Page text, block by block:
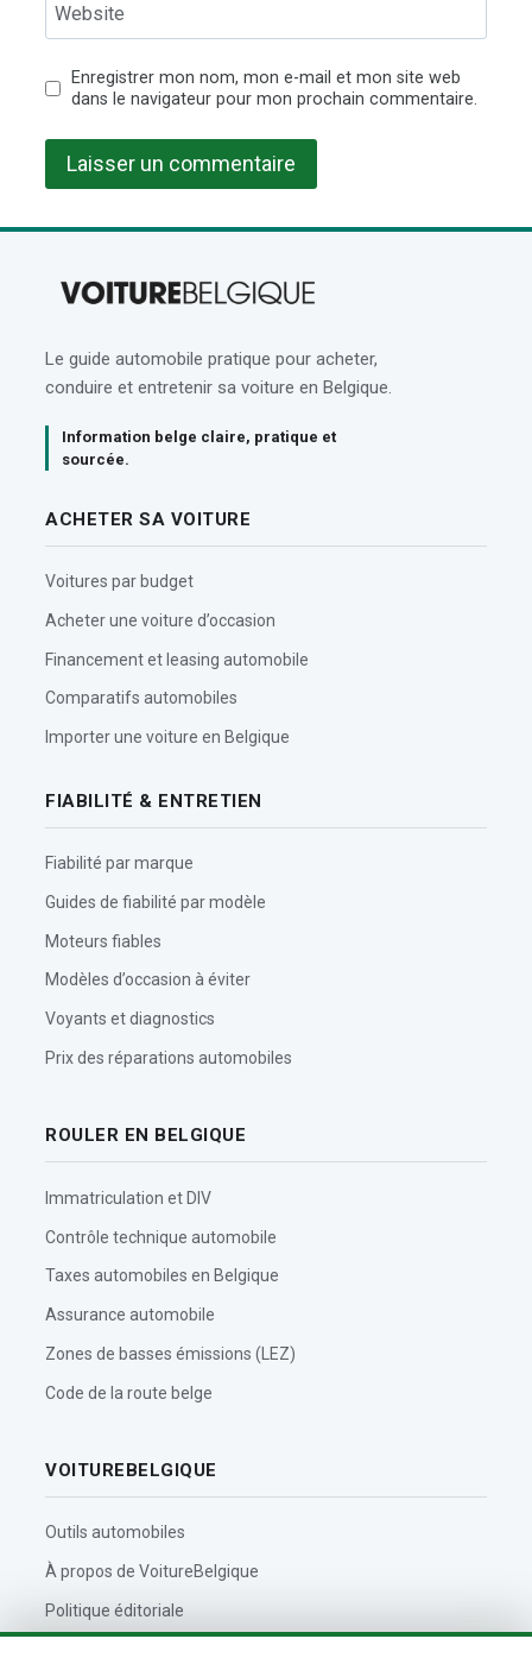
Website
Enregistrer mon nom, mon e-mail et mon site web
dans le navigateur pour mon prochain commentaire.
Le guide automobile pratique pour acheter,
conduire et entretenir sa voiture en Belgique.
Information belge claire, pratique et
sourcée.
ACHETER SA VOITURE
Voitures par budget
Acheter une voiture d’occasion
Financement et leasing automobile
Comparatifs automobiles
Importer une voiture en Belgique
FIABILITÉ & ENTRETIEN
Fiabilité par marque
Guides de fiabilité par modèle
Moteurs fiables
Modèles d’occasion à éviter
Voyants et diagnostics
Prix des réparations automobiles
ROULER EN BELGIQUE
Immatriculation et DIV
Contrôle technique automobile
Taxes automobiles en Belgique
Assurance automobile
Zones de basses émissions (LEZ)
Code de la route belge
VOITUREBELGIQUE
Outils automobiles
À propos de VoitureBelgique
Politique éditoriale